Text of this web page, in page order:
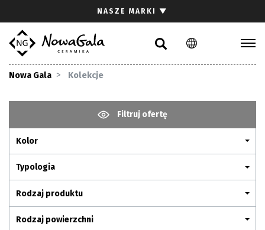
PL EN
NASZE MARKI ▼
Nowa Gala Kolekcje
Filtruj ofertę
Kolor
Typologia
Rodzaj produktu
Rodzaj powierzchni
Gdzie kupić
Pliki do pobrania
Pytania i odpowiedzi
Kariera
Kontakt